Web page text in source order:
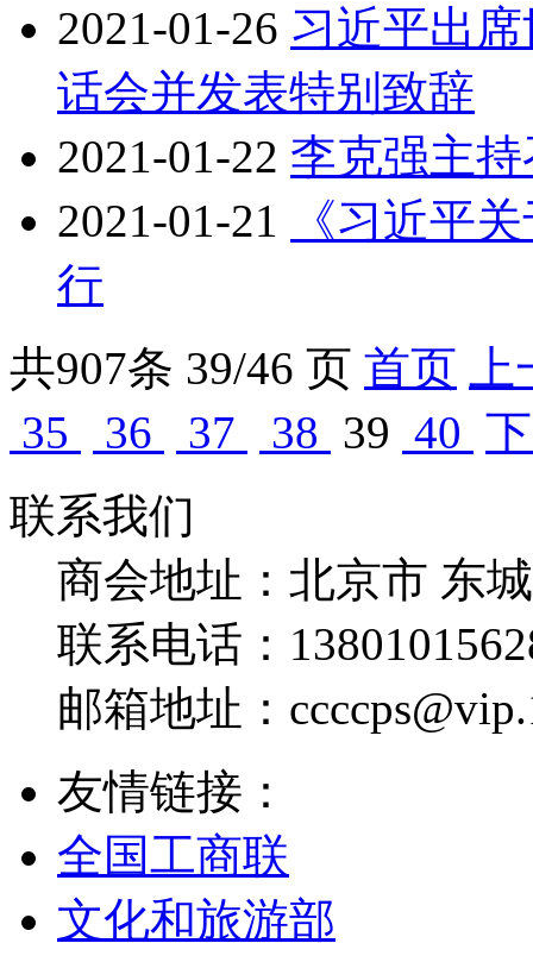
2021-01-26 习近平出
话会并发表特别致辞
2021-01-22 李克强主
2021-01-21
《习近平
行
共907条 39/46 页 首页
35
36 37 38 39 40
联系我们
商会地址： 北京市 东
联系电话：
邮箱地址：
友情链接：
全国工商联
文化和旅游部